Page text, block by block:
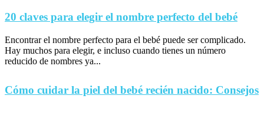
20 claves para elegir el nombre perfecto del bebé
Encontrar el nombre perfecto para el bebé puede ser complicado.
Hay muchos para elegir, e incluso cuando tienes un número
reducido de nombres ya...
Cómo cuidar la piel del bebé recién nacido: Consejos